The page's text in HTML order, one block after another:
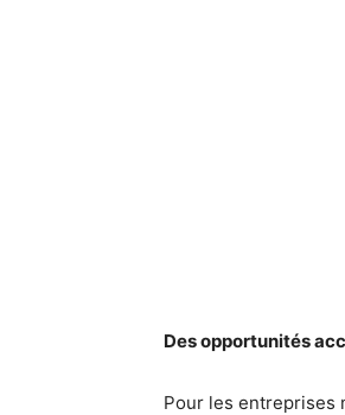
Des opportunités
Pour les entreprises